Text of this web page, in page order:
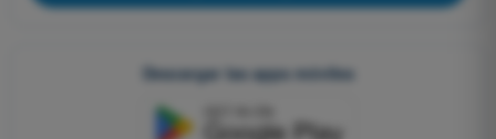
Descargar las apps móviles